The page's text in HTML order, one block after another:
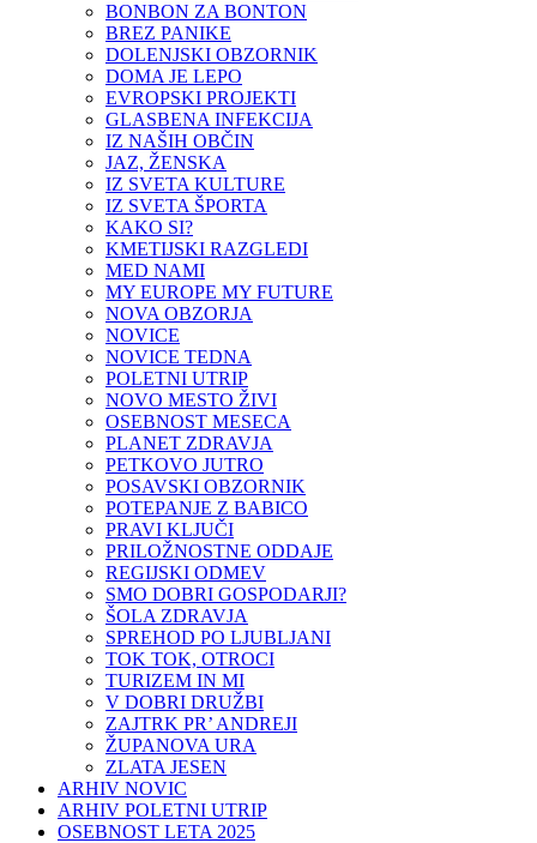
BONBON ZA BONTON
BREZ PANIKE
DOLENJSKI OBZORNIK
DOMA JE LEPO
EVROPSKI PROJEKTI
GLASBENA INFEKCIJA
IZ NAŠIH OBČIN
JAZ, ŽENSKA
IZ SVETA KULTURE
IZ SVETA ŠPORTA
KAKO SI?
KMETIJSKI RAZGLEDI
MED NAMI
MY EUROPE MY FUTURE
NOVA OBZORJA
NOVICE
NOVICE TEDNA
POLETNI UTRIP
NOVO MESTO ŽIVI
OSEBNOST MESECA
PLANET ZDRAVJA
PETKOVO JUTRO
POSAVSKI OBZORNIK
POTEPANJE Z BABICO
PRAVI KLJUČI
PRILOŽNOSTNE ODDAJE
REGIJSKI ODMEV
SMO DOBRI GOSPODARJI?
ŠOLA ZDRAVJA
SPREHOD PO LJUBLJANI
TOK TOK, OTROCI
TURIZEM IN MI
V DOBRI DRUŽBI
ZAJTRK PR’ ANDREJI
ŽUPANOVA URA
ZLATA JESEN
ARHIV NOVIC
ARHIV POLETNI UTRIP
OSEBNOST LETA 2025